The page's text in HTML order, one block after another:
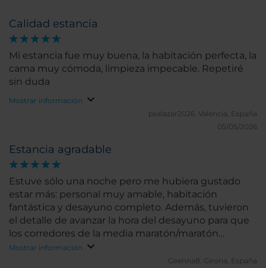
Calidad estancia
Mi estancia fue muy buena, la habitación perfecta, la
cama muy cómoda, limpieza impecable. Repetiré
sin duda
Mostrar información
psalazar2026. Valencia, España
05/05/2026
Estancia agradable
Estuve sólo una noche pero me hubiera gustado
estar más: personal muy amable, habitación
fantástica y desayuno completo. Además, tuvieron
el detalle de avanzar la hora del desayuno para que
los corredores de la media maratón/maratón
pudiéramos desayunar con tiempo.
Mostrar información
Geenna8. Girona, España